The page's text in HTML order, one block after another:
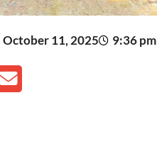
October 11, 2025 9:36 pm